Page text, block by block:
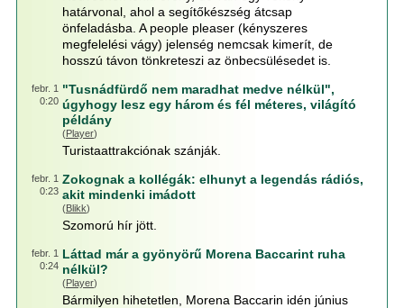
határvonal, ahol a segítőkészség átcsap
önfeladásba. A people pleaser (kényszeres
megfelelési vágy) jelenség nemcsak kimerít, de
hosszú távon tönkreteszi az önbecsülésedet is.
febr. 1
0:20
"Tusnádfürdő nem maradhat medve nélkül",
úgyhogy lesz egy három és fél méteres, világító
példány
(Player)
Turistaattrakciónak szánják.
febr. 1
0:23
Zokognak a kollégák: elhunyt a legendás rádiós,
akit mindenki imádott
(Blikk)
Szomorú hír jött.
febr. 1
0:24
Láttad már a gyönyörű Morena Baccarint ruha
nélkül?
(Player)
Bármilyen hihetetlen, Morena Baccarin idén június